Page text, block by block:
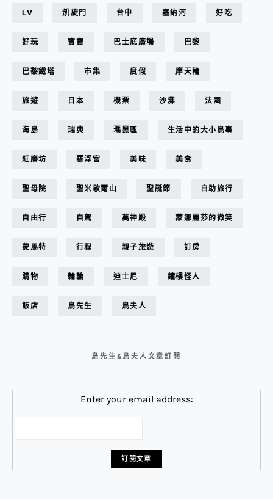
LV 凱旋門 台中 塞納河 好吃
好玩 寶寶 巴士底廣場 巴黎
巴黎鐵塔 市集 度假 摩天輪
旅遊 日本 機票 沙灘 法國
海島 瑞典 瑪黑區 生活中的大小鳥事
紅磨坊 羅浮宮 美味 美食
聖母院 聖米歇爾山 聖誕節 自助旅行
自由行 自駕 萬神殿 蒙娜麗莎的微笑
蒙馬特 行程 親子旅遊 訂房
購物 輪輪 迪士尼 鐘樓怪人
飯店 鳥先生 鳥夫人
鳥先生&鳥夫人文章訂閱
Enter your email address: